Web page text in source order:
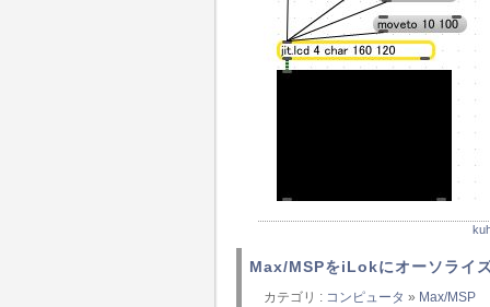
Max/MSPをiLokにオーソライ
カテゴリ : コンピュータ » Max/MSP